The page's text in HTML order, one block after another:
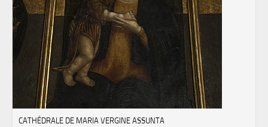
PRESS
CATHÉDRALE DE MARIA VERGINE ASSUNTA